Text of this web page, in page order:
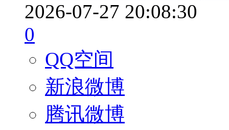
2026-07-27 20:08:30
0
QQ空间
新浪微博
腾讯微博